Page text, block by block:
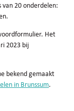
20 onderdelen:
Het
2023 bij
bekend gemaakt
in Brunssum.